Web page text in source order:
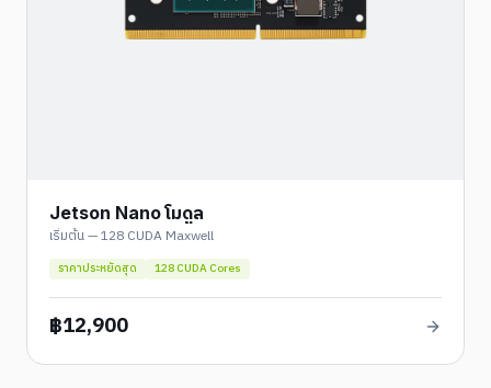
Jetson Nano โมดูล
เริ่มต้น — 128 CUDA Maxwell
ราคาประหยัดสุด 128 CUDA Cores
฿12,900